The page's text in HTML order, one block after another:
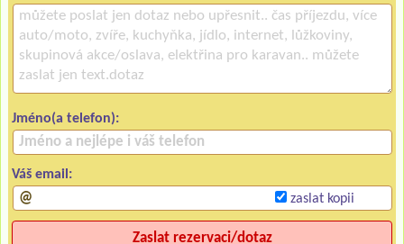
Jméno(a telefon):
Váš email:
zaslat kopii